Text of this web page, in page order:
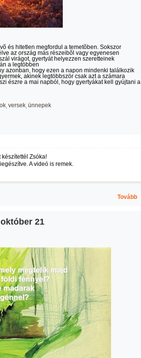
és hitetlen megfordul a temetõben. Sokszor
az ország más részeibõl vagy egyenesen
virágot, gyertyát helyezzen szeretteinek
a legtöbben
azonban, hogy ezen a napon mindenki találkozik
akinek legtöbbször csak azt a számara
észre a mai napból, hogy gyertyákat kell gyújtani a
versek ünnepek
Zsóka!
A videó is remek.
Tovább
21